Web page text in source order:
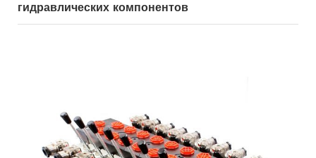
гидравлических компонентов